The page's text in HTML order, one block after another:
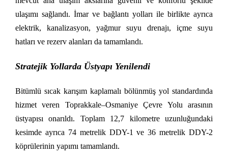
ulaşımı sağlandı. İmar ve bağlantı yolları ile birlikte ayrıca
elektrik, kanalizasyon, yağmur suyu drenajı, içme suyu
hatları ve rezerv alanları da tamamlandı.
Stratejik Yollarda Üstyapı Yenilendi
Bitümlü sıcak karışım kaplamalı bölünmüş yol standardında
hizmet veren Toprakkale–Osmaniye Çevre Yolu arasının
üstyapısı onarıldı. Toplam 12,7 kilometre uzunluğundaki
kesimde ayrıca 74 metrelik DDY-1 ve 36 metrelik DDY-2
köprülerinin yapımı tamamlandı.